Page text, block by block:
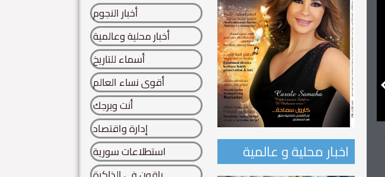
أخبار النجوم
أخبار محلية وعالمية
أسماء للتاريخ
أقوى نساء العالم
أنت وبرجك
إدارة واقتصاد
استطلاعات سورية
اخبار محلية و عالمية